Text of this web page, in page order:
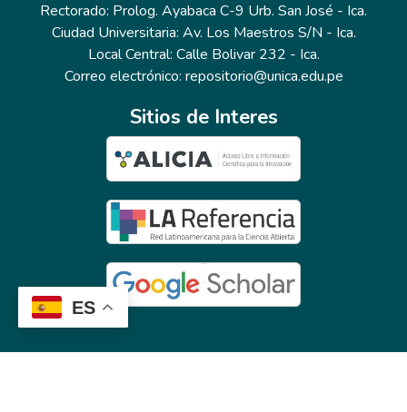
ES
Rectorado: Prolog. Ayabaca C-9 Urb. San José - Ica.
Ciudad Universitaria: Av. Los Maestros S/N - Ica.
Local Central: Calle Bolivar 232 - Ica.
Correo electrónico: repositorio@unica.edu.pe
Sitios de Interes